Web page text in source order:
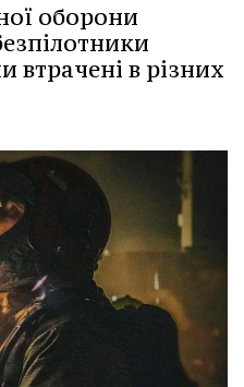
оборони
втрачені в різних